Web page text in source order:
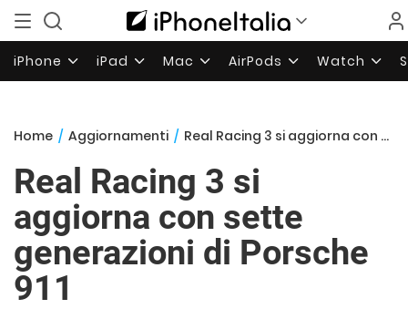
iPhone iPad Mac AirPods Watch
Home / Aggiornamenti / Real Racing 3 si aggiorna con sette generazioni di Porsche 911
Real Racing 3 si
aggiorna con sette
generazioni di Porsche
911